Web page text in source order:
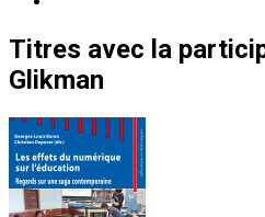
Titres avec la
Glikman